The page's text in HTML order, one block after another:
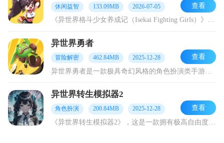
休闲益智 133.09MB 2026-07-05
《异世界格斗少女养成记（Isekai Fighting Girls）》是一款别具特色的横版动作冒险佳作。在游戏里，玩家将化身为穿越者，踏入一个全然陌生的异世界。
查看
异世界勇者
冒险解密 462.84MB 2025-12-28
异世界勇者是一款极具奇幻风格的角色扮演类手游。该游戏引领玩家踏入一个神秘莫测的异世界，玩家将化身为英勇无畏的勇者，开启拯救世界的冒险征程。在这个遍布未知与危机的
查看
异世界转生模拟器2
角色扮演 200.84MB 2025-12-28 查看